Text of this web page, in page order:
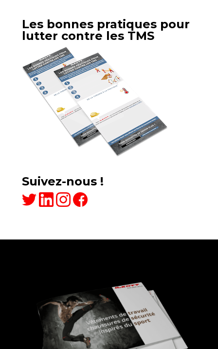
Les bonnes pratiques pour
lutter contre les TMS
Suivez-nous !